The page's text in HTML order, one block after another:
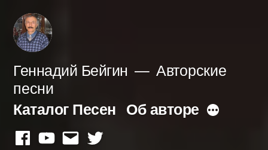
Перейти
содержимому
Геннадий Бейгин
Авторские
песни
Каталог Песен Об авторе Больше
facebook
youtube
mail twitter